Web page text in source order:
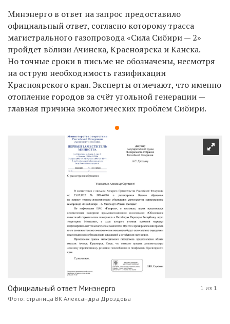
Минэнерго в ответ на запрос предоставило
официальный ответ, согласно которомутрасса
магистрального газопровода «Сила Сибири — 2»
пройдет вблизи Ачинска, Красноярска и Канска.
Но точные сроки в письме не обозначены, несмотря
на острую необходимость газификации
Красноярского края. Эксперты отмечают, что именно
отопление городов за счёт угольной генерации —
главная причина экологических проблем Сибири.
Официальный ответ Минэнерго
Фото: страница ВК Александра Дроздова
1 из 1